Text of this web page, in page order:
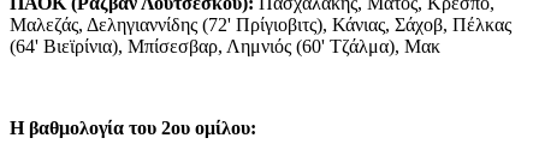
Μαλεζάς, Δεληγιαννίδης (72' Πρίγιοβιτς), Κάνιας, Σάχοβ, Πέλκας
(64' Βιεϊρίνια), Μπίσεσβαρ, Λημνιός (60' Τζάλμα), Μακ
Η βαθμολογία του 2ου ομίλου: